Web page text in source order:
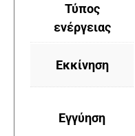
Τύπος
ενέργειας
Εκκίνηση
Εγγύηση